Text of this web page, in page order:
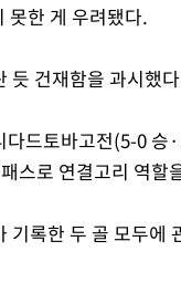
못한 게 우려됐다.
듯 건재함을 과시했
드토바고전(5-0
스로 연결고리 역할
기록한 두 골 모두에